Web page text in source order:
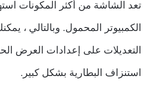
تعد الشاشة من أكثر المكونات
الكمبيوتر المحمول. وبالتالي ،
التعديلات على إعدادات العرض
استنزاف البطارية بشكل كبير.